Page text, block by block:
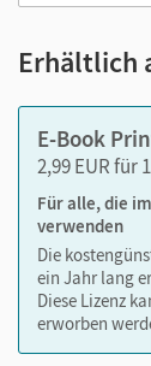
zoomen
Neu:
von Band 2:
Mathematikund
sind auf die
Medien in
Erhältlich
E-Book
2,99 EUR für
Für alle, die
verwenden
Die
ein Jahr lang
Diese Lizenz
erworben